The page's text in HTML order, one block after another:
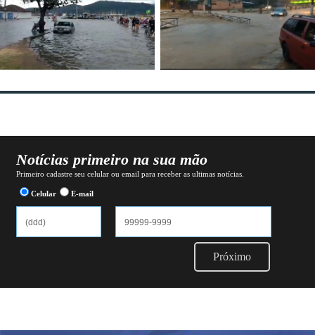
Notícias primeiro na sua mão
Primeiro cadastre seu celular ou email para receber as ultimas notícias.
Celular E-mail
Próximo